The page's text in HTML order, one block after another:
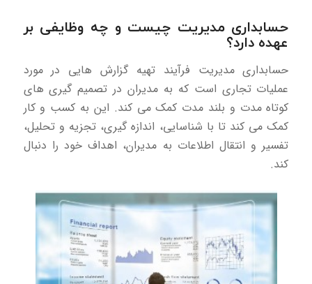
حسابداری مدیریت چیست و چه وظایفی بر
عهده دارد؟
حسابداری مدیریت فرآیند تهیه گزارش هایی در مورد
عملیات تجاری است که به مدیران در تصمیم گیری های
کوتاه مدت و بلند مدت کمک می کند. این به کسب و کار
کمک می کند تا با شناسایی، اندازه گیری، تجزیه و تحلیل،
تفسیر و انتقال اطلاعات به مدیران، اهداف خود را دنبال
کند.